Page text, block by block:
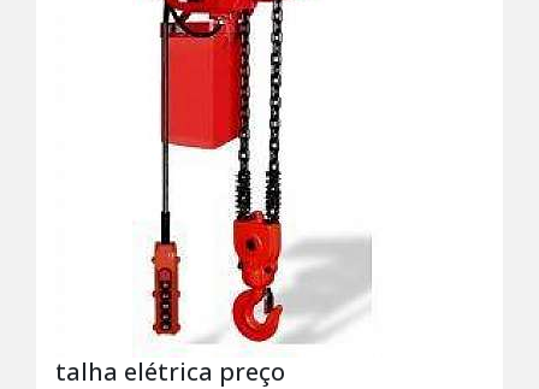
talha elétrica preço